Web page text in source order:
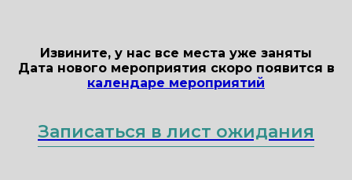
Извините, у нас все места уже заняты
Дата нового мероприятия скоро появится в
календаре мероприятий
Записаться в лист ожидания